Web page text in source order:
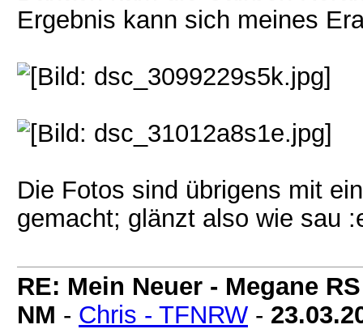
Ergebnis kann sich meines
Die Fotos sind übrigens mit
gemacht; glänzt also wie sau
RE: Mein Neuer - Megane
NM - Chris - TFNRW -